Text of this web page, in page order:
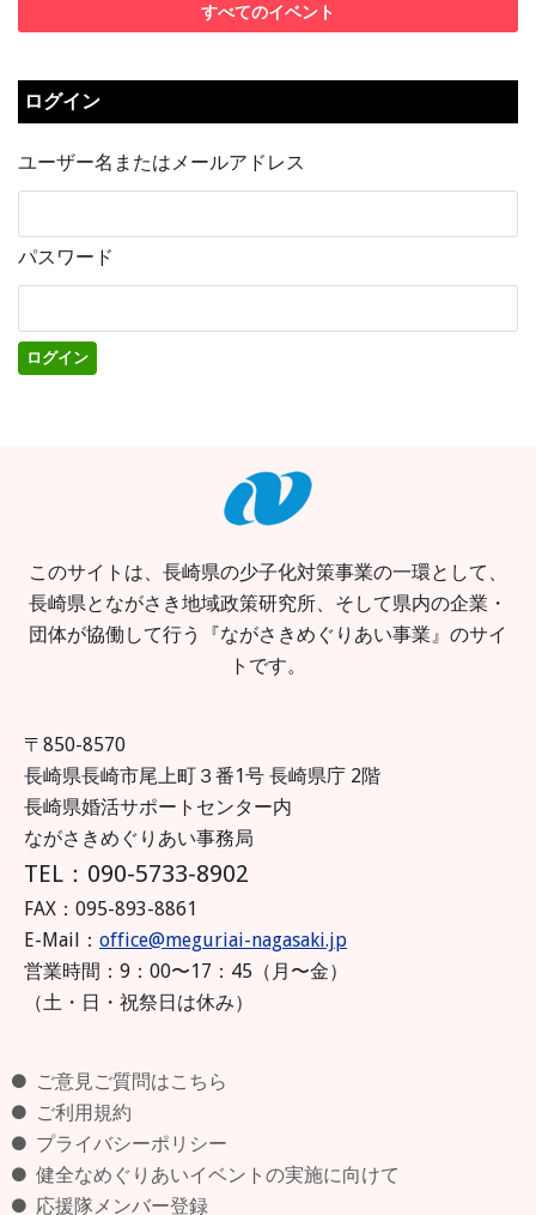
すべてのイベント
ログイン
ユーザー名またはメールアドレス
パスワード
このサイトは、長崎県の少子化対策事業の一環として、
長崎県とながさき地域政策研究所、そして県内の企業・
団体が協働して行う『ながさきめぐりあい事業』のサイ
トです。
〒850-8570
長崎県長崎市尾上町３番1号 長崎県庁 2階
長崎県婚活サポートセンター内
ながさきめぐりあい事務局
TEL：090-5733-8902
FAX：095-893-8861
E-Mail： office@meguriai-nagasaki.jp
営業時間：9：00〜17：45（月〜金）
（土・日・祝祭日は休み）
ご意見ご質問はこちら
ご利用規約
プライバシーポリシー
健全なめぐりあいイベントの実施に向けて
応援隊メンバー登録